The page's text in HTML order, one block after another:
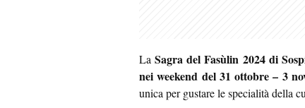
LaSagra del Fasùlin 2024 di
nei weekend del 31 ottobre – 3
unica per gustare le specialità della